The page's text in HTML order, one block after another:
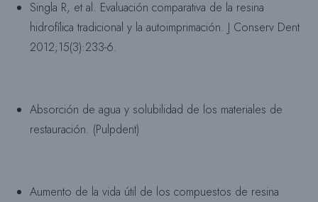
Singla R, et al. Evaluación comparativa de la resina
hidrofílica tradicional y la autoimprimación. J Conserv Dent
2012;15(3):233-6.
Absorción de agua y solubilidad de los materiales de
restauración. (Pulpdent)
Aumento de la vida útil de los compuestos de resina